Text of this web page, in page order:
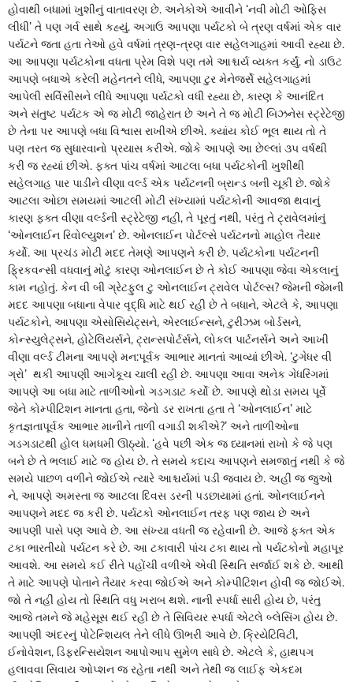
હોવાથી બધામાં ખુશીનું વાતાવરણ છે. અનેકોએ આવીને ‘નવી મોટી ઓફિસ
લીધી’ તે પણ ગર્વ સાથે કહ્યું. અગાઉ આપણા પર્યટકો બે ત્રણ વર્ષમાં એક વાર
પર્યટને જતા હતા તેઓ હવે વર્ષમાં ત્રણ-ત્રણ વાર સહેલગાહમાં આવી રહ્યા છે.
આ આપણા પર્યટકોના વધતા પ્રેમ વિશે પણ તમે આશ્ચર્ય વ્યક્ત કર્યું. નો ડાઉટ
આપણે બધાએ કરેલી મહેનતને લીધે, આપણા ટુર મેનેજર્સે સહેલગાહમાં
આપેલી સર્વિસીસને લીધે આપણા પર્યટકો વધી રહ્યા છે, કારણ કે આનંદિત
અને સંતુષ્ટ પર્યટક એ જ મોટી જાહેરાત છે અને તે જ મોટી બિઝનેસ સ્ટ્રેટેજી
છે તેના પર આપણે બધા વિશ્વાસ રાખીએ છીએ. ક્યાંય કોઈ ભૂલ થાય તો તે
પણ તરત જ સુધારવાનો પ્રયાસ કરીએ. જોકે આપણે આ છેલ્લાં ૩૫ વર્ષથી
કરી જ રહ્યાં છીએ. ફક્ત પાંચ વર્ષમાં આટલા બધા પર્યટકોની ખુશીથી
સહેલગાહ પાર પાડીને વીણા વર્લ્ડ એક પર્યટનની બ્રાન્ડ બની ચૂકી છે. જોકે
આટલા ઓછા સમયમાં આટલી મોટી સંખ્યામાં પર્યટકોની આવજા થવાનું
કારણ ફક્ત વીણા વર્લ્ડની સ્ટ્રેટેજી નહી, તે પૂરતું નથી, પરંતુ તે ટ્રાવેલમાંનું
‘ઓનલાઈન રિવોલ્યુશન’ છે. ઓનલાઈન પોર્ટલ્સે પર્યટનનો માહોલ તૈયાર
કર્યો. આ પ્રચંડ મોટી મદદ તેમણે આપણને કરી છે. પર્યટકોના પર્યટનની
ફ્રિકવન્સી વધવાનું મોટું કારણ ઓનલાઈન છે તે કોઈ આપણા જેવા એકલાનું
કામ નહોતું. કેન વી બી ગ્રેટફુલ ટુ ઓનલાઈન ટ્રાવેલ પોર્ટલ્સ? જેમની જેમની
મદદ આપણા બધાના વેપાર વૃદ્ધિ માટે થઈ રહી છે તે બધાને, એટલે કે, આપણા
પર્યટકોને, આપણા એસોસિયેટ્સને, એરલાઈન્સને, ટુરીઝમ બોર્ડસને,
કોન્સ્યુલેટ્સને, હોટેલિયર્સને, ટ્રાન્સપોર્ટર્સને, લોકલ પાર્ટનર્સને અને આખી
વીણા વર્લ્ડ ટીમના આપણે મન:પૂર્વક આભાર માનતાં આવ્યાં છીએ. ‘ટુગેધર વી
ગ્રો’ થકી આપણી આગેકૂચ ચાલી રહી છે. આપણા આવા અનેક ગેધરિંગમાં
આપણે આ બધા માટે તાળીઓનો ગડગડાટ કર્યો છે. આપણે થોડા સમય પૂર્વે
જેને કોમ્પીટિશન માનતા હતા, જેનો ડર રાખતા હતા તે ‘ઓનલાઈન’ માટે
કૃતજ્ઞતાપૂર્વક આભાર માનીને તાળી વગાડી શકીએ?’ અને તાળીઓના
ગડગડાટથી હોલ ધમધમી ઊઠ્યો. ‘હવે પછી એક જ ધ્યાનમાં રાખો કે જે પણ
બને છે તે ભલાઈ માટે જ હોય છે. તે સમયે કદાચ આપણને સમજાતું નથી કે જે
સમયે પાછળ વળીને જોઈએ ત્યારે આશ્ચર્યમાં પડી જવાય છે. અહીં જ જુઓ
ને, આપણે અમસ્તા જ આટલા દિવસ ડરની પડછાયામાં હતાં. ઓનલાઈનને
આપણને મદદ જ કરી છે. પર્યટકો ઓનલાઈન તરફ પણ જાય છે અને
આપણી પાસે પણ આવે છે. આ સંખ્યા વધતી જ રહેવાની છે. આજે ફક્ત એક
ટકા ભારતીયો પર્યટન કરે છે. આ ટકાવારી પાંચ ટકા થાય તો પર્યટકોનો મહાપૂર
આવશે. આ સમયે કઈ રીતે પહોંચી વળીએ એવી સ્થિતિ સર્જાઈ શકે છે. આથી
તે માટે આપણે પોતાને તૈયાર કરવા જોઈએ અને કોમ્પીટિશન હોવી જ જોઈએ.
જો તે નહીં હોય તો સ્થિતિ વધુ ખરાબ થશે. નાની સ્પર્ધા સારી હોય છે, પરંતુ
આજે તમને જે મહેસૂસ થઈ રહી છે તે સિવિયર સ્પર્ધા એટલે બ્લેસિંગ હોય છે.
આપણી અંદરનું પોટેન્શિયલ તેને લીધે ઊભરી આવે છે. ક્રિયેટિવિટી,
ઈનોવેશન, ડિફરન્સિયેશન આપોઆપ સુમેળ સાધે છે. એટલે કે, હાથપગ
હલાવવા સિવાય ઓપ્શન જ રહેતા નથી અને તેથી જ લાઈફ એકદમ